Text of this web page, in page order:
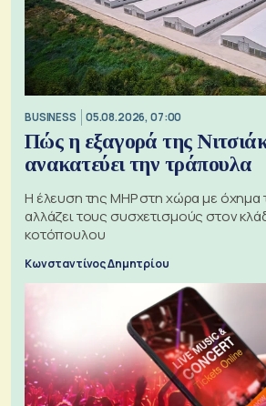
BUSINESS 05.08.2026, 07:00
Πώς η εξαγορά της
ανακατεύει την τράπουλα
H έλευση της MHP στη χώρα με όχημα
αλλάζει τους συσχετισμούς στον
κοτόπουλου
Κωνσταντίνος Δημητρίου